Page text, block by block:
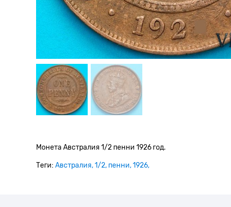
Монета Австралия 1/2 пенни 1926 год.
Теги: Австралия 1/2 пенни 1926